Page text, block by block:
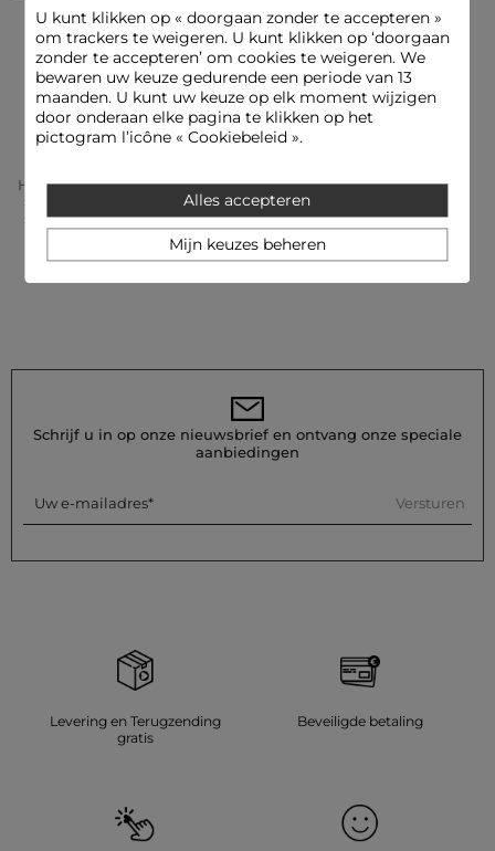
T-shirts 3/4 mouwen T-shirts lange mouwen
Tops en T-shirts
Home Kleding Vrouw
Tops En T-Shirts Vrouw
T-Shirts Lange Mouwen Femme
Geribbeld T-Shirt Met Lange Mouwen Zwart Vrouw
Schrijf u in op onze nieuwsbrief en ontvang onze speciale
aanbiedingen
Uw e-mailadres Versturen
Levering en Terugzending
gratis
Beveiligde betaling
U kunt klikken op « doorgaan zonder te accepteren»
om trackers te weigeren. U kunt klikken op ‘doorgaan
zonder te accepteren’ om cookies te weigeren. We
bewaren uw keuze gedurende een periode van 13
maanden. U kunt uw keuze op elk moment wijzigen
door onderaan elke pagina te klikken op het
pictogram l’icône « Cookiebeleid ».
Alles accepteren
Mijn keuzes beheren